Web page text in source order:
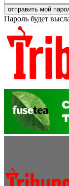
Пароль будет